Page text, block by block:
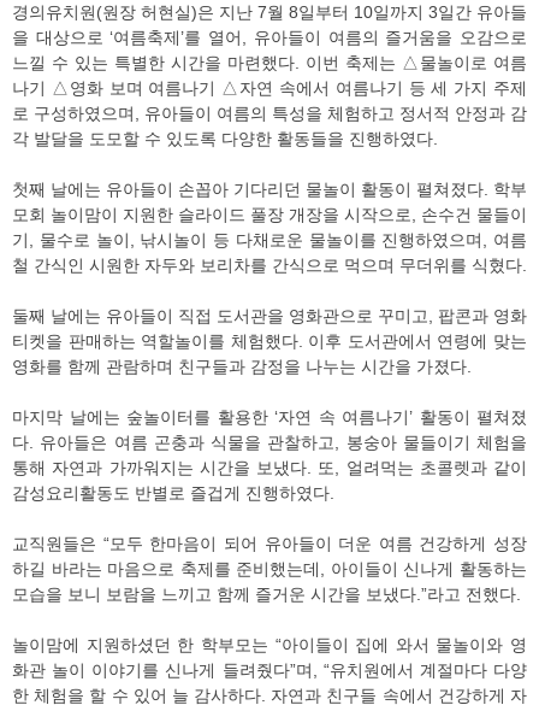
경의유치원(원장 허현실)은 지난 7월 8일부터 10일까지 3일간 유아들
을 대상으로 ‘여름축제’를 열어, 유아들이 여름의 즐거움을 오감으로
느낄 수 있는 특별한 시간을 마련했다. 이번 축제는 △물놀이로 여름
나기 △영화 보며 여름나기 △자연 속에서 여름나기 등 세 가지 주제
로 구성하였으며, 유아들이 여름의 특성을 체험하고 정서적 안정과 감
각 발달을 도모할 수 있도록 다양한 활동들을 진행하였다.
첫째 날에는 유아들이 손꼽아 기다리던 물놀이 활동이 펼쳐졌다. 학부
모회 놀이맘이 지원한 슬라이드 풀장 개장을 시작으로, 손수건 물들이
기, 물수로 놀이, 낚시놀이 등 다채로운 물놀이를 진행하였으며, 여름
철 간식인 시원한 자두와 보리차를 간식으로 먹으며 무더위를 식혔다.
둘째 날에는 유아들이 직접 도서관을 영화관으로 꾸미고, 팝콘과 영화
티켓을 판매하는 역할놀이를 체험했다. 이후 도서관에서 연령에 맞는
영화를 함께 관람하며 친구들과 감정을 나누는 시간을 가졌다.
마지막 날에는 숲놀이터를 활용한 ‘자연 속 여름나기’ 활동이 펼쳐졌
다. 유아들은 여름 곤충과 식물을 관찰하고, 봉숭아 물들이기 체험을
통해 자연과 가까워지는 시간을 보냈다. 또, 얼려먹는 초콜렛과 같이
감성요리활동도 반별로 즐겁게 진행하였다.
교직원들은 “모두 한마음이 되어 유아들이 더운 여름 건강하게 성장
하길 바라는 마음으로 축제를 준비했는데, 아이들이 신나게 활동하는
모습을 보니 보람을 느끼고 함께 즐거운 시간을 보냈다.”라고 전했다.
놀이맘에 지원하셨던 한 학부모는 “아이들이 집에 와서 물놀이와 영
화관 놀이 이야기를 신나게 들려줬다”며, “유치원에서 계절마다 다양
한 체험을 할 수 있어 늘 감사하다. 자연과 친구들 속에서 건강하게 자